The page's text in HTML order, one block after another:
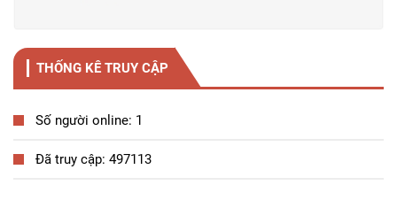
THỐNG KÊ TRUY CẬP
Số người online: 1
Đã truy cập: 497113